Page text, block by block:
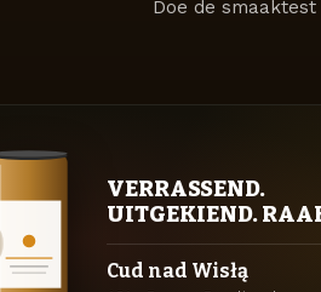
Doe de
VERRASSEND.
UITGEKIEND.
Cud nad Wisłą